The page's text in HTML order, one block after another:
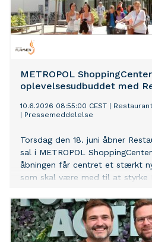
METROPOL
oplevelsesudbuddet med
10.6.2026 08:55:00 CEST
Pressemeddelelse
Torsdag den 18. juni åbner
sal i METROPOL
åbningen får centret et stærkt
som skal være med til at styrke
madoplevelser.